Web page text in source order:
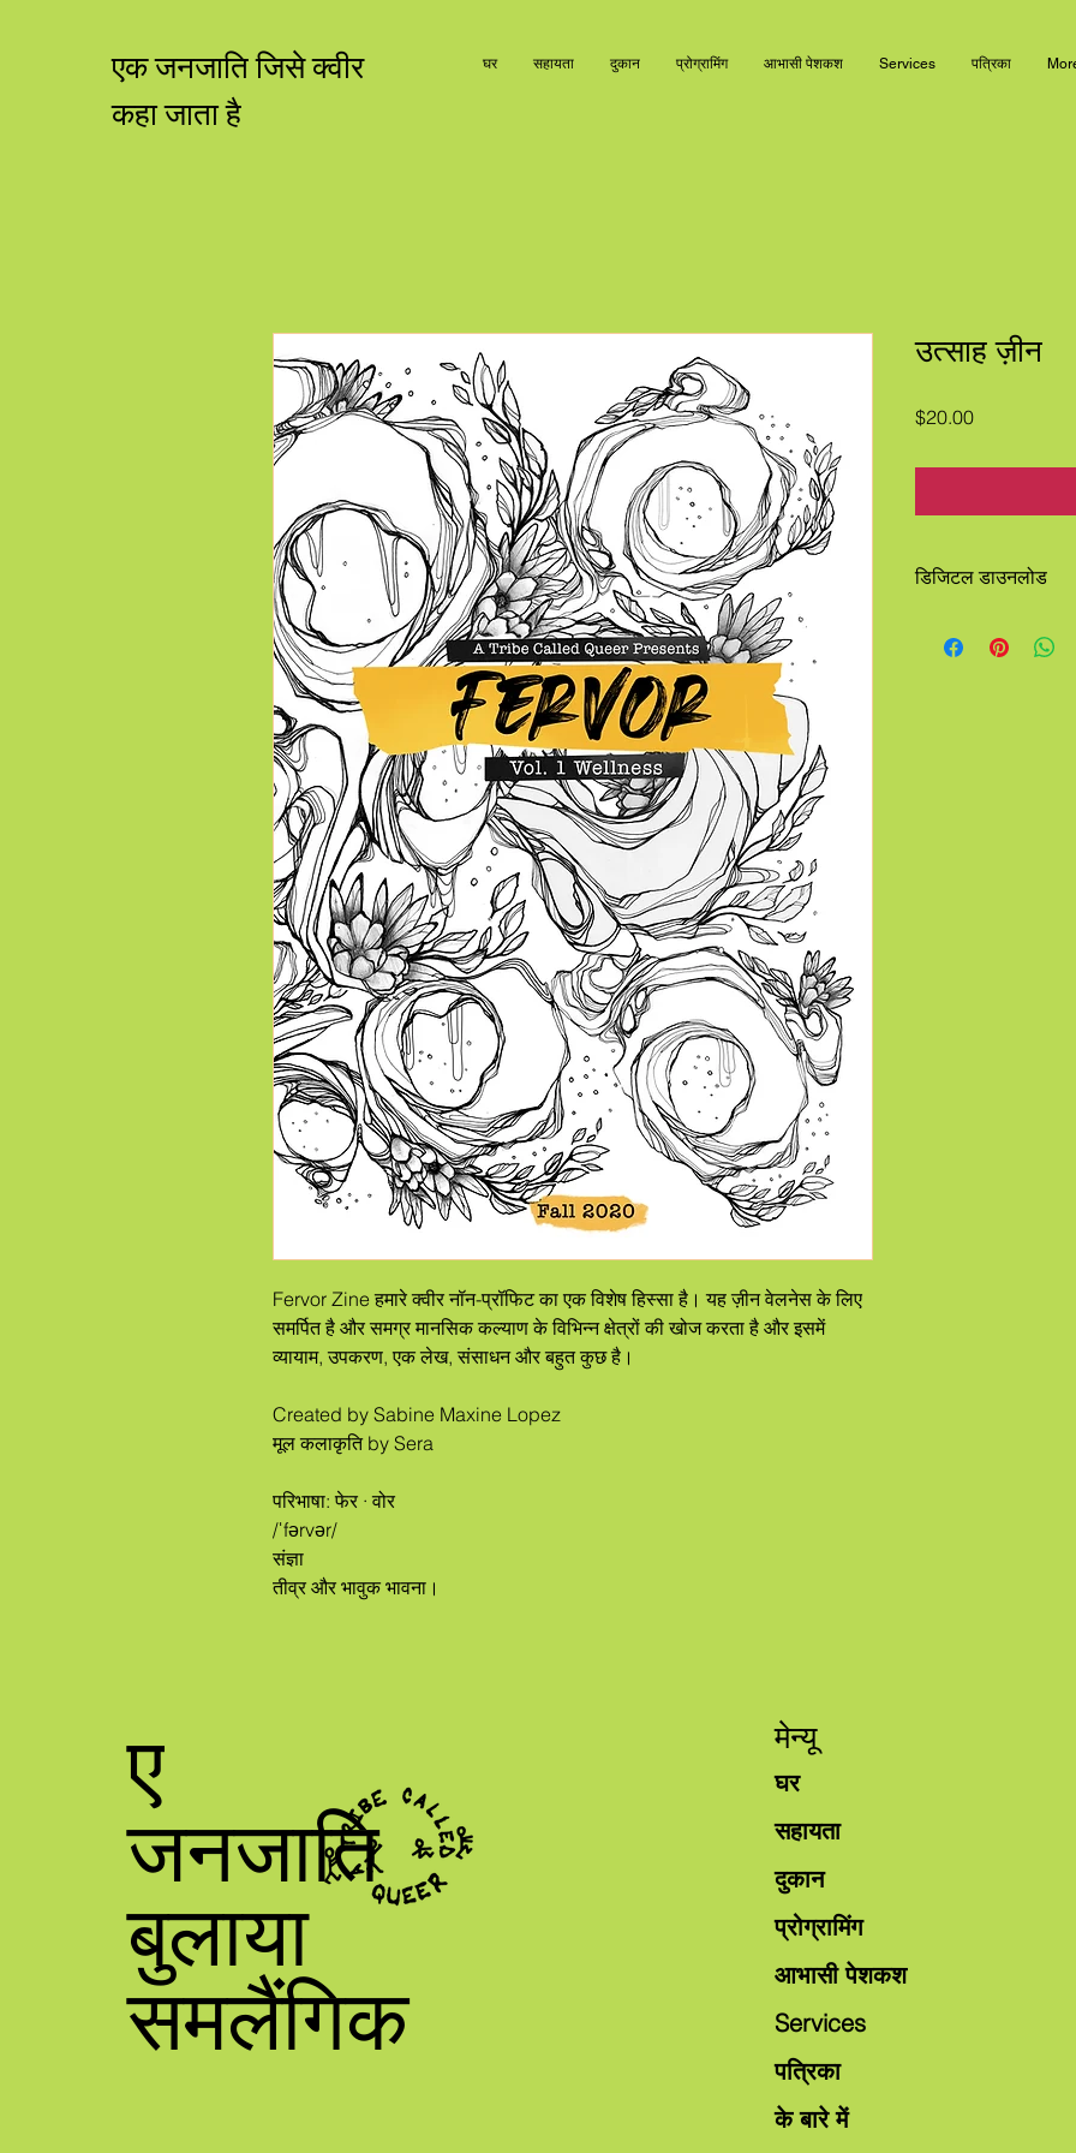
एक जनजाति जिसे क्वीर
कहा जाता है
घर सहायता दुकान प्रोग्रामिंग आभासी पेशकश Services पत्रिका
Fervor Zine हमारे क्वीर नॉन-प्रॉफिट का एक विशेष हिस्सा है। यह ज़ीन वेलनेस के लिए
समर्पित है और समग्र मानसिक कल्याण के विभिन्न क्षेत्रों की खोज करता है और इसमें
व्यायाम, उपकरण, एक लेख, संसाधन और बहुत कुछ है।
Created by Sabine Maxine Lopez
मूल कलाकृति by Sera
परिभाषा: फेर · वोर
/ˈfərvər/
संज्ञा
तीव्र और भावुक भावना।
उत्साह ज़ीन
$20.00मूल्य
डिजिटल डाउनलोड
निर्देश दिया जाएगा।
ए
जनजाति
बुलाया
समलैंगिक
मेन्यू
घर
सहायता
दुकान
प्रोग्रामिंग
आभासी पेशकश
Services
पत्रिका
के बारे में